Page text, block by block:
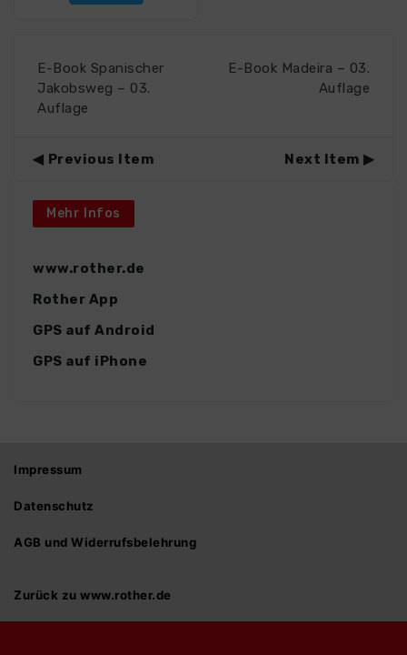
E-Book Spanischer
Jakobsweg – 03.
Auflage
E-Book Madeira – 03.
Auflage
Previous Item Next Item
Mehr Infos
www.rother.de
Rother App
GPS auf Android
GPS auf iPhone
Impressum
Datenschutz
AGB und Widerrufsbelehrung
Zurück zu www.rother.de